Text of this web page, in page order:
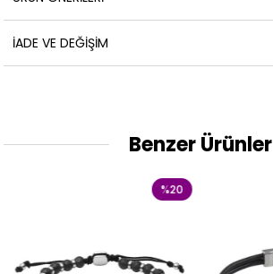
İADE VE DEĞIŞIM
Benzer Ürünler